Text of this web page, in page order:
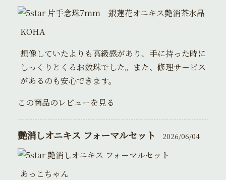
片手念珠7ｍｍ 銀蓮花オニキス艶消茶水晶
KOHA
想像していたよりも高級感があり、手に持った時に
しっくりとくるお数珠でした。また、修理サービス
があるのも安心できます。
この商品のレビューを見る
艶消しオニキス フォーマルセット 2026/06/04
艶消しオニキス フォーマルセット
あっこちゃん